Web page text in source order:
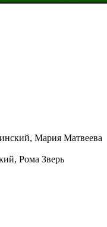
Мария Матвеева
Рома Зверь